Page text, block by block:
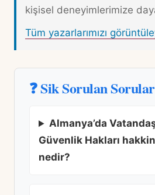
kişisel deneyimlerimize
Tüm yazarlarımızı
❓ Sik Sorulan Sorular
Almanya’da
Güvenlik Hakları
nedir?